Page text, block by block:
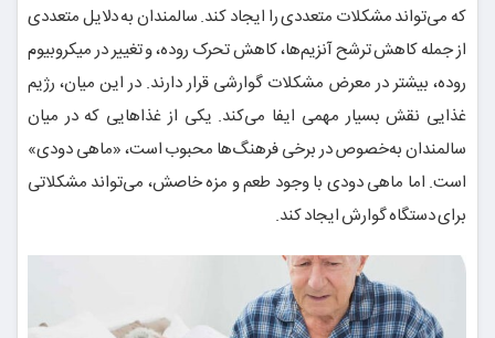
که می‌تواند مشکلات متعددی را ایجاد کند. سالمندان به دلایل متعددی
از جمله کاهش ترشح آنزیم‌ها، کاهش تحرک روده، و تغییر در میکروبیوم
روده، بیشتر در معرض مشکلات گوارشی قرار دارند. در این میان، رژیم
غذایی نقش بسیار مهمی ایفا می‌کند. یکی از غذاهایی که در میان
سالمندان به‌خصوص در برخی فرهنگ‌ها محبوب است، «ماهی دودی»
است. اما ماهی دودی با وجود طعم و مزه خاصش، می‌تواند مشکلاتی
برای دستگاه گوارش ایجاد کند.